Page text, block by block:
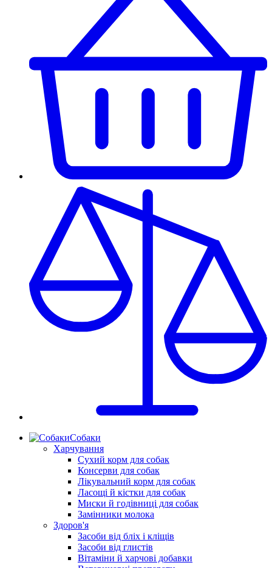
Собаки
Харчування
Сухий корм для собак
Консерви для собак
Лікувальний корм для собак
Ласощі й кістки для собак
Миски й годівниці для собак
Замінники молока
Здоров'я
Засоби від бліх і кліщів
Засоби від глистів
Вітаміни й харчові добавки